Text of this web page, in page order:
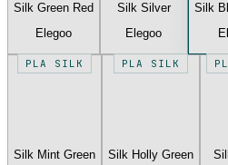
Silk Green Red
Elegoo
Silk Silver
Elegoo
Silk
PLA SILK
Silk Mint Green
PLA SILK
Silk Holly Green